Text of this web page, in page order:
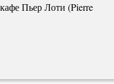
Пьер Лоти (Pierre